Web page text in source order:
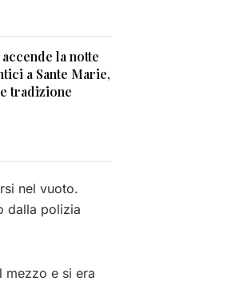
la notte
a Sante Marie,
tradizione
nel vuoto.
dalla polizia
mezzo e si era